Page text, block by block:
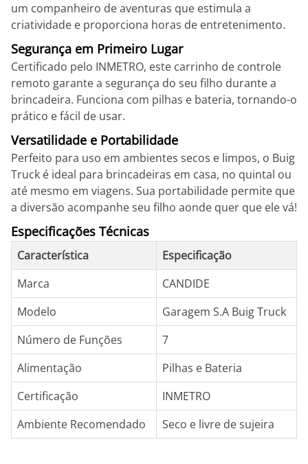
um companheiro de aventuras que estimula a
criatividade e proporciona horas de entretenimento.
Segurança em Primeiro Lugar
Certificado pelo INMETRO, este carrinho de controle
remoto garante a segurança do seu filho durante a
brincadeira. Funciona com pilhas e bateria, tornando-o
prático e fácil de usar.
Versatilidade e Portabilidade
Perfeito para uso em ambientes secos e limpos, o Buig
Truck é ideal para brincadeiras em casa, no quintal ou
até mesmo em viagens. Sua portabilidade permite que
a diversão acompanhe seu filho aonde quer que ele vá!
Especificações Técnicas
Característica
Especificação
Marca
CANDIDE
Modelo
Garagem S.A Buig Truck
Número de Funções
7
Alimentação
Pilhas e Bateria
Certificação
INMETRO
Ambiente Recomendado
Seco e livre de sujeira